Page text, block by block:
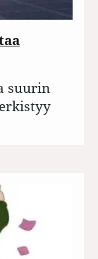
suurin